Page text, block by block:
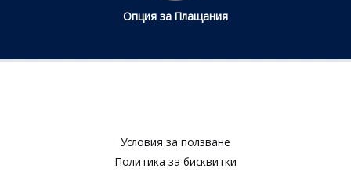
Опция за Плащания
Условия за ползване​
Политика за бисквитки​